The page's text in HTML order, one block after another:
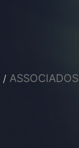
/ ASSOCIADOS